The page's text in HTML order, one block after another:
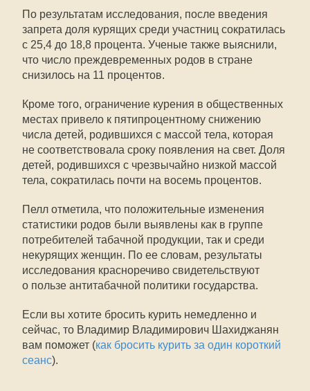
По результатам исследования, после введения
запрета доля курящих среди участниц сократилась
с 25,4 до 18,8 процента. Ученые также выяснили,
что число преждевременных родов в стране
снизилось на 11 процентов.
Кроме того, ограничение курения в общественных
местах привело к пятипроцентному снижению
числа детей, родившихся с массой тела, которая
не соответствовала сроку появления на свет. Доля
детей, родившихся с чрезвычайно низкой массой
тела, сократилась почти на восемь процентов.
Пелл отметила, что положительные изменения
статистики родов были выявлены как в группе
потребителей табачной продукции, так и среди
некурящих женщин. По ее словам, результаты
исследования красноречиво свидетельствуют
о пользе антитабачной политики государства.
Если вы хотите бросить курить немедленно и
сейчас, то Владимир Владимирович Шахиджанян
вам поможет (как бросить курить за один короткий
сеанс).